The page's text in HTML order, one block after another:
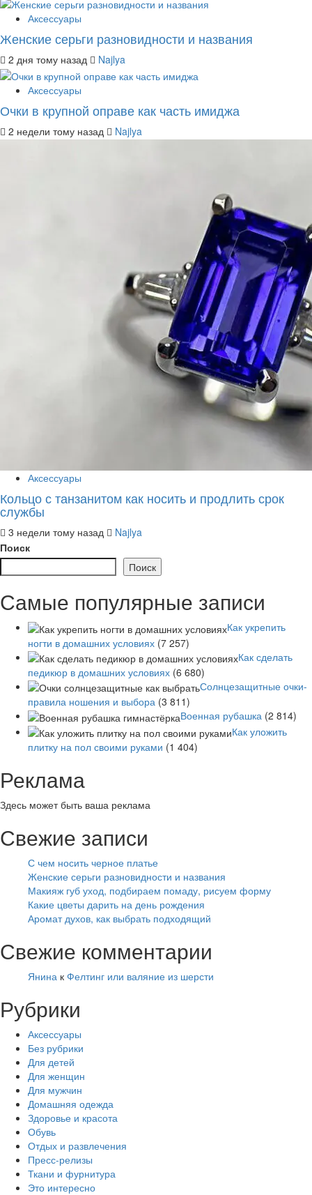
Аксессуары
Женские серьги разновидности и названия
2 дня тому назад Najlya
Аксессуары
Очки в крупной оправе как часть имиджа
2 недели тому назад Najlya
Аксессуары
Кольцо с танзанитом как носить и продлить срок
службы
3 недели тому назад
Najlya
Поиск
Поиск
Самые популярные записи
Как укрепить
ногти в домашних условиях (7 257)
Как сделать
педикюр в домашних условиях (6 680)
Солнцезащитные очки-
правила ношения и выбора (3 811)
Военная рубашка (2 814)
Как уложить
плитку на пол своими руками (1 404)
Реклама
Здесь может быть ваша реклама
Свежие записи
С чем носить черное платье
Женские серьги разновидности и названия
Макияж губ уход, подбираем помаду, рисуем форму
Какие цветы дарить на день рождения
Аромат духов, как выбрать подходящий
Свежие комментарии
Янина к Фелтинг или валяние из шерсти
Рубрики
Аксессуары
Без рубрики
Для детей
Для женщин
Для мужчин
Домашняя одежда
Здоровье и красота
Обувь
Отдых и развлечения
Пресс-релизы
Ткани и фурнитура
Это интересно